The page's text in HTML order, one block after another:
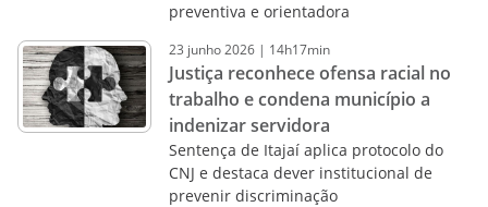
preventiva e orientadora
23 junho2026 | 14h17min
Justiça reconhece ofensa racial no
trabalho e condena município a
indenizar servidora
Sentença de Itajaí aplica protocolo do
CNJ e destaca dever institucional de
prevenir discriminação